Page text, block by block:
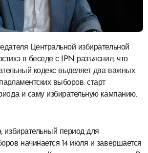
в беседе с IPN разъяснил, что
кодекс выделяет два важных
выборов: старт
и саму избирательную кампанию.
избирательный период для
начинается 14 июля и завершается